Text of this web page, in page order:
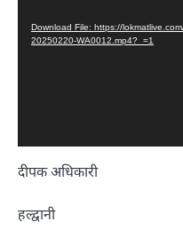
Download File: https://
20250220-WA0012.mp4?_=1
दीपक अधिकारी
हल्द्वानी